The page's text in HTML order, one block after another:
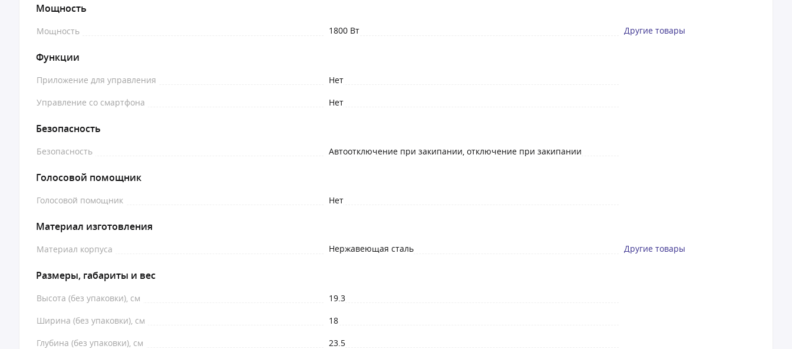
Мощность
Мощность 1800 Вт Другие товары
Функции
Приложение для управления
Нет
Управление со смартфона
Нет
Безопасность
Безопасность Автоотключение при закипании, отключение при закипании
Голосовой помощник
Голосовой помощник Нет
Материал изготовления
Материал корпуса Нержавеющая сталь Другие товары
Размеры, габариты и вес
Высота (без упаковки), см
19.3
Ширина (без упаковки), см
18
Глубина (без упаковки), см
23.5